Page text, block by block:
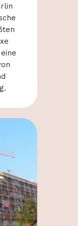
eine
.